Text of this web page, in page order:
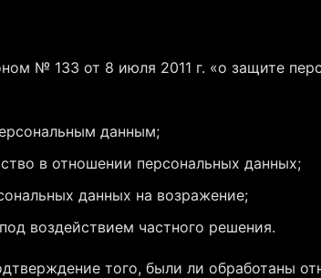
№ 133 от 8 июля 2011 г. «о защите
данным;
в отношении персональных данных;
данных на возражение;
воздействием частного решения.
того, были ли обработаны